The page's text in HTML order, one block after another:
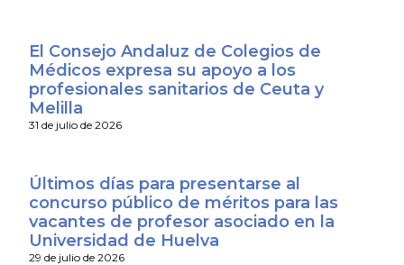
El Consejo Andaluz de Colegios de
Médicos expresa su apoyo a los
profesionales sanitarios de Ceuta y
Melilla
31 de julio de 2026
Últimos días para presentarse al
concurso público de méritos para las
vacantes de profesor asociado en la
Universidad de Huelva
29 de julio de 2026